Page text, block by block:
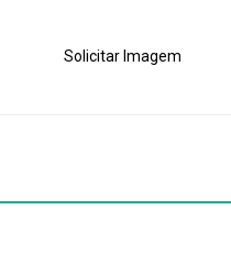
Solicitar Imagem